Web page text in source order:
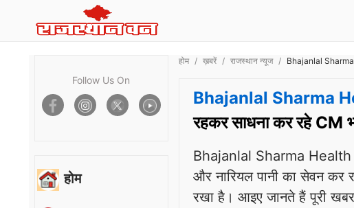
Follow Us On
होम
होम ख़बरें राजस्थान न्यूज Bhajanlal Sharma
Bhajanlal Sharma
रहकर साधना कर रहे CM
Bhajanlal Sharma Health
और नारियल पानी का सेवन कर
रखा है। आइए जानते हैं पूरी